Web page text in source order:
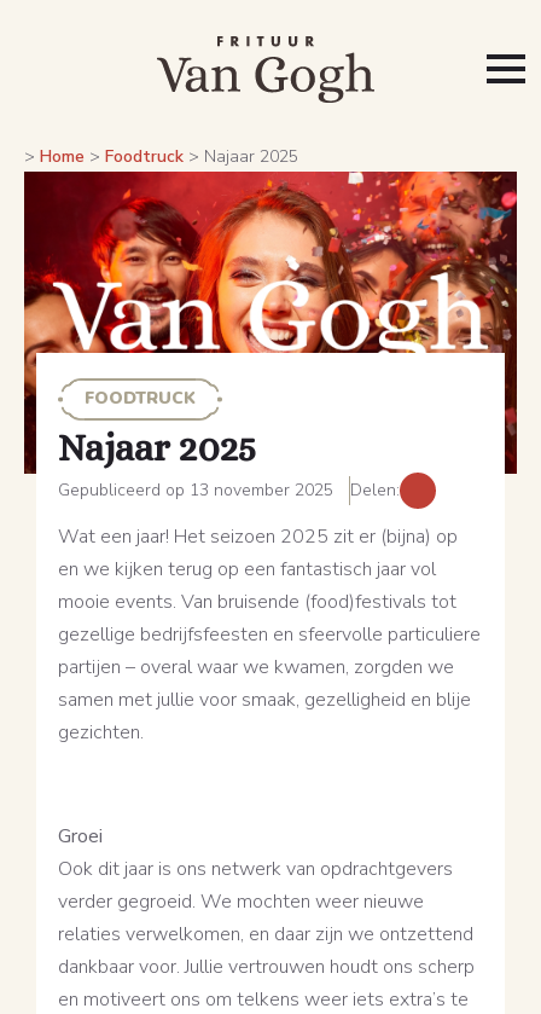
> Home > Foodtruck > Najaar 2025
FOODTRUCK
Najaar 2025
Gepubliceerd op 13 november 2025 Delen:
Wat een jaar! Het seizoen 2025 zit er (bijna) op
en we kijken terug op een fantastisch jaar vol
mooie events. Van bruisende (food)festivals tot
gezellige bedrijfsfeesten en sfeervolle particuliere
partijen – overal waar we kwamen, zorgden we
samen met jullie voor smaak, gezelligheid en blije
gezichten.
Groei
Ook dit jaar is ons netwerk van opdrachtgevers
verder gegroeid. We mochten weer nieuwe
relaties verwelkomen, en daar zijn we ontzettend
dankbaar voor. Jullie vertrouwen houdt ons scherp
en motiveert ons om telkens weer iets extra’s te